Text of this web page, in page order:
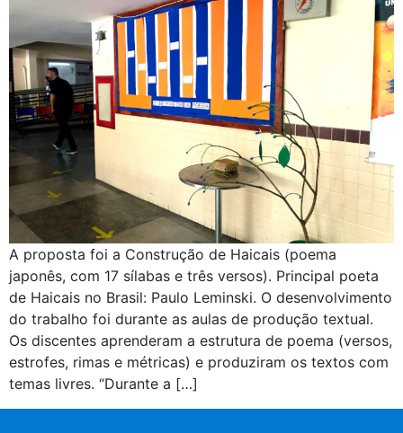
A proposta foi a Construção de Haicais (poema
japonês, com 17 sílabas e três versos). Principal poeta
de Haicais no Brasil: Paulo Leminski. O desenvolvimento
do trabalho foi durante as aulas de produção textual.
Os discentes aprenderam a estrutura de poema (versos,
estrofes, rimas e métricas) e produziram os textos com
temas livres. “Durante a […]